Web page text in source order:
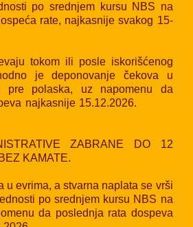
po srednjem kursu NBS na
rate, najkasnije svakog 15-
tokom ili posle iskorišćenog
je deponovanje čekova u
pre polaska, uz napomenu da
najkasnije 15.12.2026.
ZABRANE DO 12
BEZ KAMATE.
u evrima, a stvarna naplata se vrši
po srednjem kursu NBS na
da poslednja rata dospeva